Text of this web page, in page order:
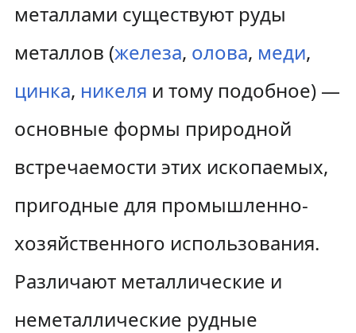
металлами существуют руды
металлов (железа, олова, меди,
цинка, никеля и тому подобное) —
основные формы природной
встречаемости этих ископаемых,
пригодные для промышленно-
хозяйственного использования.
Различают металлические и
неметаллические рудные